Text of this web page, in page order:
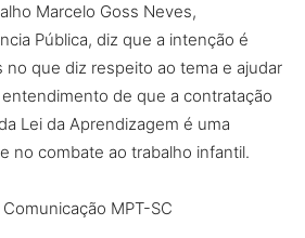
Marcelo Goss Neves,
Pública, diz que a intenção é
no que diz respeito ao tema e ajudar
de que a contratação
Lei da Aprendizagem é uma
no combate ao trabalho infantil.
MPT-SC